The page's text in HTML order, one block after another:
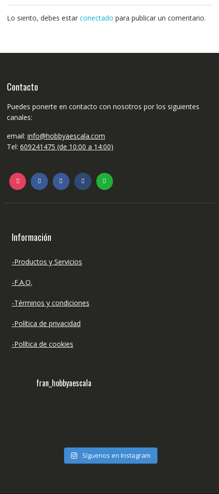
Lo siento, debes estar conectado para publicar un comentario.
Contacto
Puedes ponerte en contacto con nosotros por los siguientes
canales:
email: info@hobbyaescala.com
Tel: 609241475 (de 10:00 a 14:00)
Información
-Productos y Servicios
-F.A.Q.
-Términos y condiciones
-Política de privacidad
-Política de cookies
fran_hobbyaescala
Síguenos en Instagram